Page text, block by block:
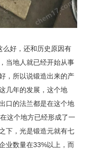
好，还和历史原因有
当地人就已经开始从事
，所以说锻造出来的产
几年的发展，这个地
口的法兰都是在这个地
这个地方已经形成了一
下，光是锻造元就有七
业数量在33%以上，而